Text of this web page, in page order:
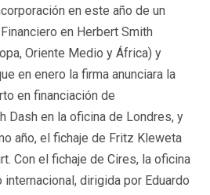
en este año de un
en Herbert Smith
Oriente Medio y África) y
en enero la firma anunciara la
en financiación de
Dash en la oficina de Londres, y
año, el fichaje de Fritz Kleweta
Con el fichaje de Cires, la oficina
dirigida por Eduardo